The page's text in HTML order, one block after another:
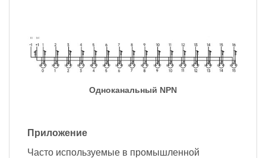
Одноканальный NPN
Приложение
Часто используемые в промышленной